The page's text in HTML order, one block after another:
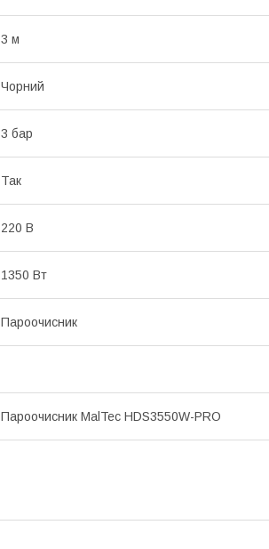
3 м
Чорний
3 бар
Так
220 В
1350 Вт
Пароочисник
Пароочисник MalTec HDS3550W-PRO